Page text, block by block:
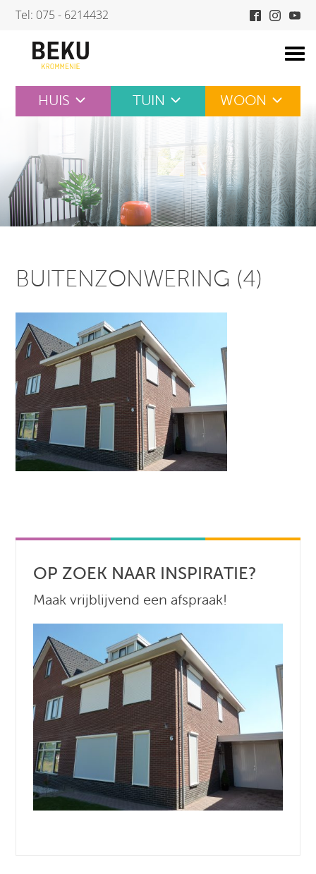
Skip
content
Tel: 075 - 6214432
HUIS TUIN WOON
BUITENZONWERING (4)
OP ZOEK NAAR INSPIRATIE?
Maak vrijblijvend een afspraak!